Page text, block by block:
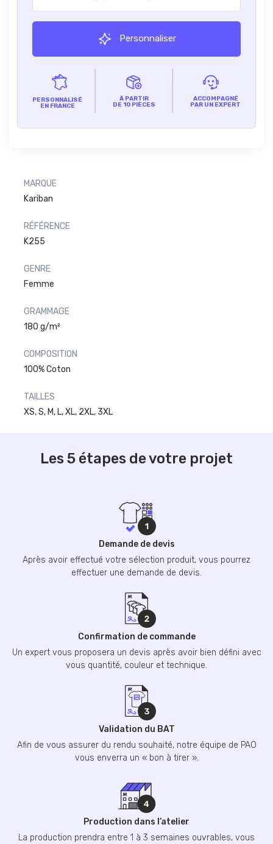
Personnaliser
PERSONNALISÉ
EN FRANCE
À PARTIR
DE 10 PIÈCES
ACCOMPAGNÉ
PAR UN EXPERT
MARQUE
Kariban
RÉFÉRENCE
K255
GENRE
Femme
GRAMMAGE
180 g/m²
COMPOSITION
100% Coton
TAILLES
XS, S, M, L, XL, 2XL, 3XL
Les 5 étapes de votre projet
Demande de devis
Après avoir effectué votre sélection produit, vous pourrez
effectuer une demande de devis.
Confirmation de commande
Un expert vous proposera un devis après avoir bien défini avec
vous quantité, couleur et technique.
Validation du BAT
Afin de vous assurer du rendu souhaité, notre équipe de PAO
vous enverra un « bon à tirer ».
Production dans l’atelier
La production prendra entre 1 à 3 semaines ouvrables, vous